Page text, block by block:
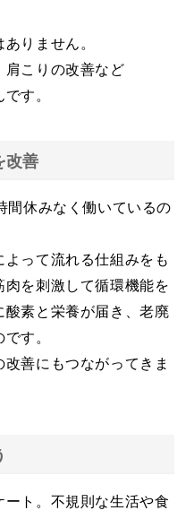
りません。
肩こりの改善など
す。
改善
間休みなく働いているの
って流れる仕組みをも
肉を刺激して循環機能を
素と栄養が届き、老廃
す。
善にもつながってきま
ト。不規則な生活や食